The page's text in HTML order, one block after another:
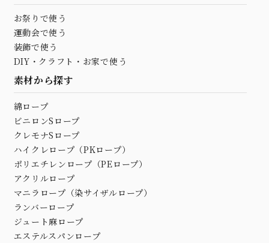
お祭りで使う
運動会で使う
装飾で使う
DIY・クラフト・お家で使う
素材から探す
綿ロープ
ビニロンSロープ
クレモナSロープ
ハイクレロープ（PKロープ）
ポリエチレンロープ（PEロープ）
アクリルロープ
マニラロープ（染サイザルロープ）
ランバーロープ
ジュート麻ロープ
エステルスパンロープ